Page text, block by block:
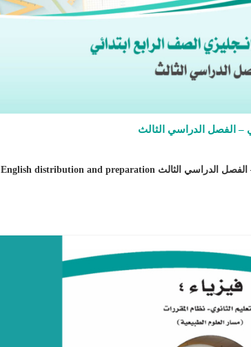
– الفصل الدراسي الثالث
توزيع وتحضير إنجليزي الصف الرابع ابتدائي – الفصل الدراسي الثالث English distribution and preparation